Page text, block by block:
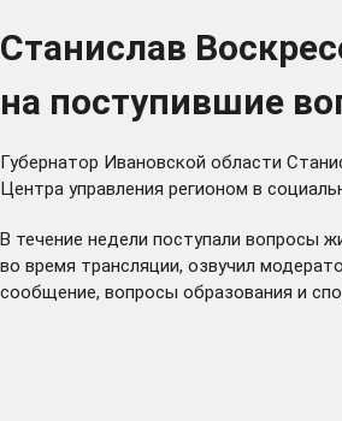
Станислав
на поступившие
Губернатор Ивановской области
Центра управления регионом в
В течение недели поступали вопросы
во время трансляции, озвучил
сообщение, вопросы образования и